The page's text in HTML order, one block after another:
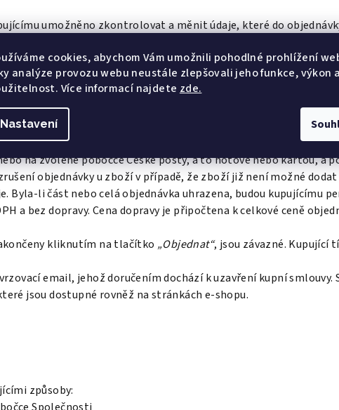
cookies, abychom Vám umožnili pohodlné prohlížení
analýze provozu webu neustále zlepšovali jeho funkce, výkon
Více informací najdete zde.
Nastavení
umožněno zkontrolovat a měnit údaje, které do
jsou aktuální v momentě uskutečnění objednávky.
základě zvolených platebních podmínek. U platební podmínky:
– objednané a zaplacené zboží je expedováno po uhrazení
zboží je expedováno po uhrazení kupní ceny
zboží je expedováno po uhrazení kupní ceny
zboží je expedováno na základě zvoleného přepravce a
na zvolené pobočce České pošty, a to hotově nebo kartou, a
objednávky u zboží v případě, že zboží již není možné
li část nebo celá objednávka uhrazena, budou kupujícímu
a bez dopravy. Cena dopravy je připočtena k celkové ceně
kliknutím na tlačítko „Objednat“, jsou závazné. Kupující
email, jehož doručením dochází k uzavření kupní
jsou dostupné rovněž na stránkách e-shopu.
způsoby: